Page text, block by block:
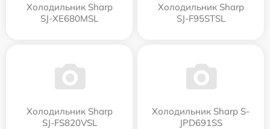
Холодильник Sharp
SJ-XE680MSL
Холодильник Sharp
SJ-F95STSL
Холодильник Sharp
SJ-FS820VSL
Холодильник Sharp S-
JPD691SS